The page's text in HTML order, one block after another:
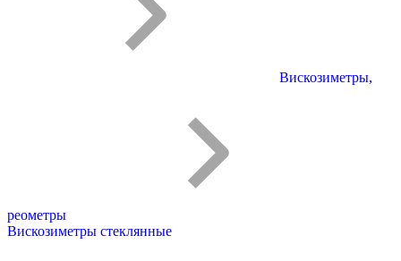
Вискозиметры,
реометры
Вискозиметры стеклянные